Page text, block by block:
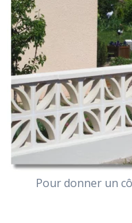
Pour donner un